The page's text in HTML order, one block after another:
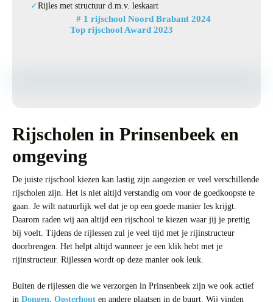
Rijles met structuur d.m.v. leskaart
# 1 rijschool Noord Brabant 2024
Top rijschool Award 2023
Rijscholen in Prinsenbeek en
omgeving
De juiste rijschool kiezen kan lastig zijn aangezien er veel verschillende
rijscholen zijn. Het is niet altijd verstandig om voor de goedkoopste te
gaan. Je wilt natuurlijk wel dat je op een goede manier les krijgt.
Daarom raden wij aan altijd een rijschool te kiezen waar jij je prettig
bij voelt. Tijdens de rijlessen zul je veel tijd met je rijinstructeur
doorbrengen. Het helpt altijd wanneer je een klik hebt met je
rijinstructeur. Rijlessen wordt op deze manier ook leuk.
Buiten de rijlessen die we verzorgen in Prinsenbeek zijn we ook actief
in Dongen, Oosterhout en andere plaatsen in de buurt. Wij vinden